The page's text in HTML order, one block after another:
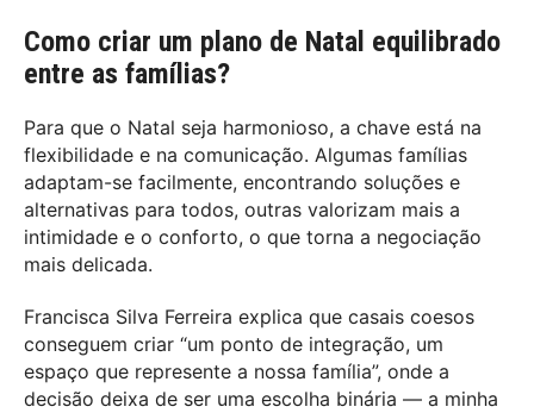
Como criar um plano de Natal equilibrado
entre as famílias?
Para que o Natal seja harmonioso, a chave está na
flexibilidade e na comunicação. Algumas famílias
adaptam-se facilmente, encontrando soluções e
alternativas para todos, outras valorizam mais a
intimidade e o conforto, o que torna a negociação
mais delicada.
Francisca Silva Ferreira explica que casais coesos
conseguem criar “um ponto de integração, um
espaço que represente a nossa família”, onde a
decisão deixa de ser uma escolha binária — a minha